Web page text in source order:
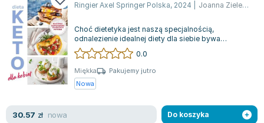
Ringier Axel Springer Polska, 2024 Joanna Zielewska
Choć dietetyka jest naszą specjalnością,
odnalezienie idealnej diety dla siebie bywa
wyzwaniem. Przyczyną tego są kaprysy kobiecyc...
0.0
Miękka
Pakujemy jutro
Nowa
30.57 zł nowa Do koszyka